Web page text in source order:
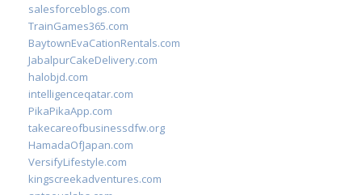
salesforceblogs.com
TrainGames365.com
BaytownEvaCationRentals.com
JabalpurCakeDelivery.com
halobjd.com
intelligenceqatar.com
PikaPikaApp.com
takecareofbusinessdfw.org
HamadaOfJapan.com
VersifyLifestyle.com
kingscreekadventures.com